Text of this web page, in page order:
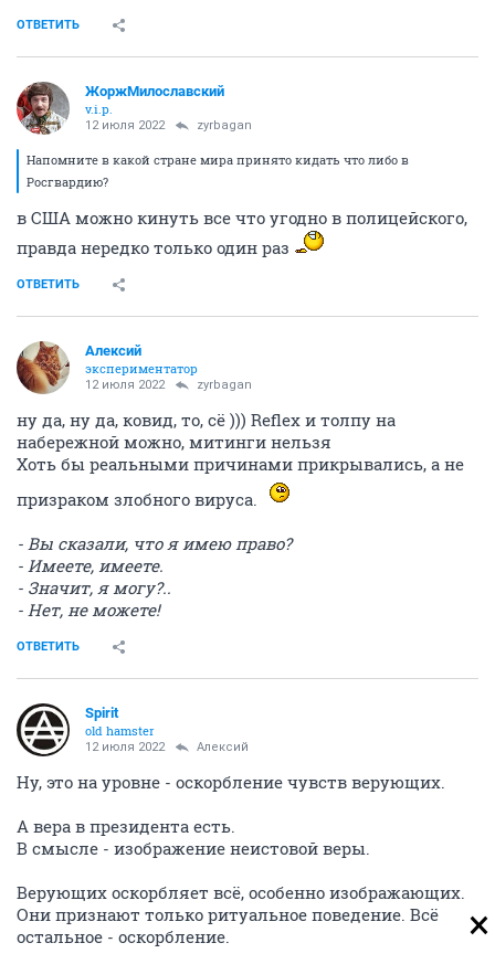
ОТВЕТИТЬ
ЖоржМилославский
v.i.p.
12 июля 2022 zyrbagan
Напомните в какой стране мира принято кидать что либо в
Росгвардию?
в США можно кинуть все что угодно в полицейского,
правда нередко только один раз
ОТВЕТИТЬ
Алексий
экспериментатор
12 июля 2022 zyrbagan
ну да, ну да, ковид, то, сё ))) Reflex и толпу на
набережной можно, митинги нельзя
Хоть бы реальными причинами прикрывались, а не
призраком злобного вируса.
- Вы сказали, что я имею право?
- Имеете, имеете.
- Значит, я могу?..
- Нет, не можете!
ОТВЕТИТЬ
Spirit
old hamster
12 июля 2022 Алексий
Ну, это на уровне - оскорбление чувств верующих.
А вера в президента есть.
В смысле - изображение неистовой веры.
Верующих оскорбляет всё, особенно изображающих.
Они признают только ритуальное поведение. Всё
остальное - оскорбление.